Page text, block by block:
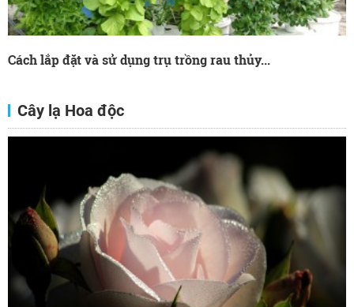
Cách lắp đặt và sử dụng trụ trồng rau thủy...
Cây lạ Hoa độc